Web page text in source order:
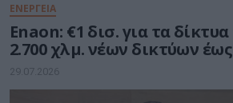
ΕΝΕΡΓΕΙΑ
Enaon: €1 δισ. για τα
2.700 χλμ. νέων δικτύων
29.07.2026